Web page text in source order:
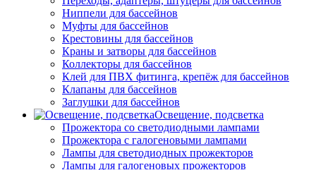
Ниппели для бассейнов
Муфты для бассейнов
Крестовины для бассейнов
Краны и затворы для бассейнов
Коллекторы для бассейнов
Клей для ПВХ фитинга, крепёж для бассейнов
Клапаны для бассейнов
Заглушки для бассейнов
Освещение, подсветка
Прожектора со светодиодными лампами
Прожектора с галогеновыми лампами
Лампы для светодиодных прожекторов
Лампы для галогеновых прожекторов